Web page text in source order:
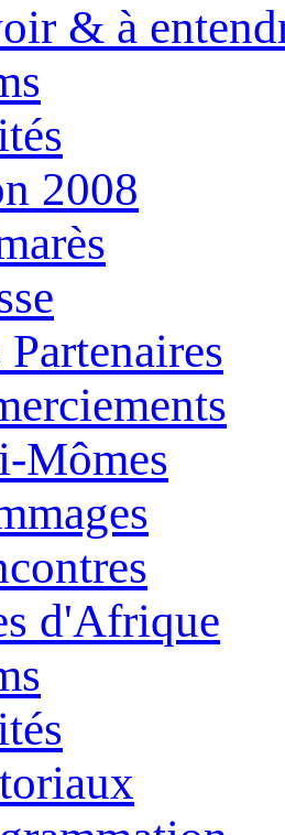
& à
2008
Partenaires
Mômes
d'Afrique